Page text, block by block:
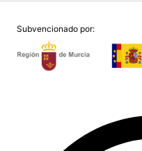
Subvencionado por: